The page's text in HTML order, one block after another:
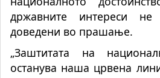
државните интереси
доведени во прашање.
„Заштитата на
останува наша црвена